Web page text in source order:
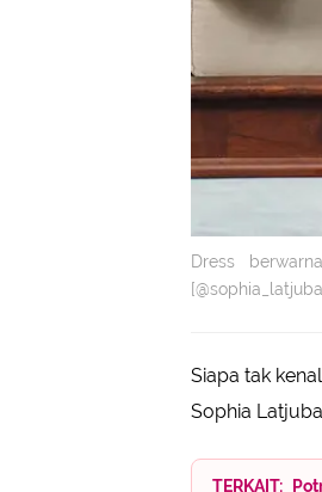
Dress
Siapa tak
Sophia
TERKAIT: